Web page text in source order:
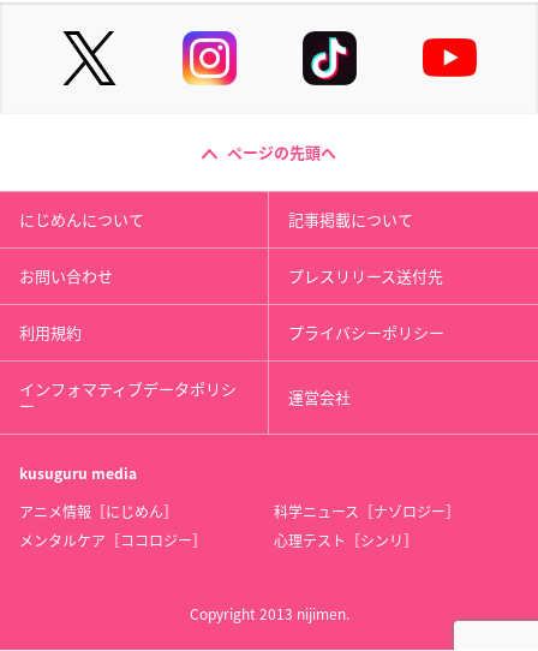
ページの先頭へ
にじめんについて 記事掲載について
お問い合わせ プレスリリース送付先
利用規約 プライバシーポリシー
インフォマティブデータポリシ
ー 運営会社
kusuguru media
アニメ情報［にじめん］
科学ニュース［ナゾロジー］
メンタルケア［ココロジー］
心理テスト［シンリ］
Copyright 2013 nijimen.